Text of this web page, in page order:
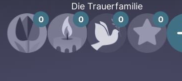
Die Trauerfamilie
0 0 0 0